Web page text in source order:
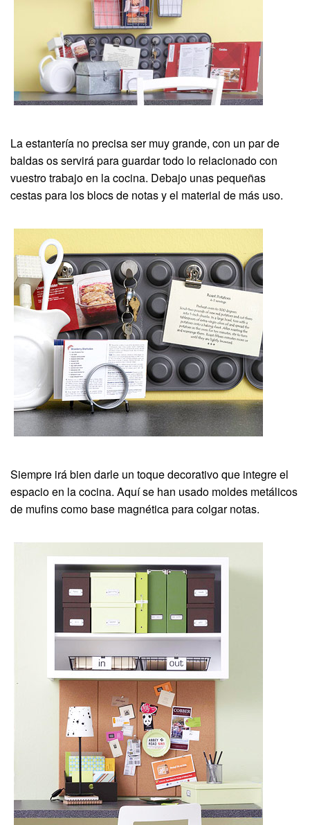
La estantería no precisa ser muy grande, con un par de
baldas os servirá para guardar todo lo relacionado con
vuestro trabajo en la cocina. Debajo unas pequeñas
cestas para los blocs de notas y el material de más uso.
Siempre irá bien darle un toque decorativo que integre el
espacio en la cocina. Aquí se han usado moldes metálicos
de mufins como base magnética para colgar notas.